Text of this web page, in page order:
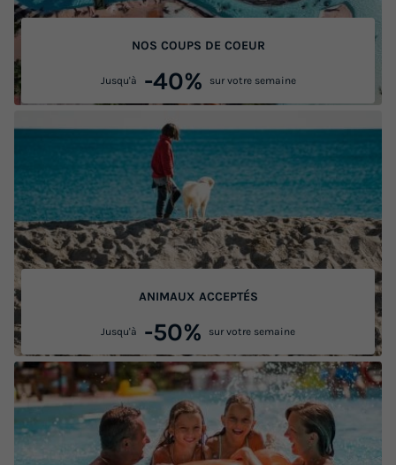
NOS COUPS DE COEUR
Jusqu'à -40% sur votre semaine
ANIMAUX ACCEPTÉS
Jusqu'à -50% sur votre semaine